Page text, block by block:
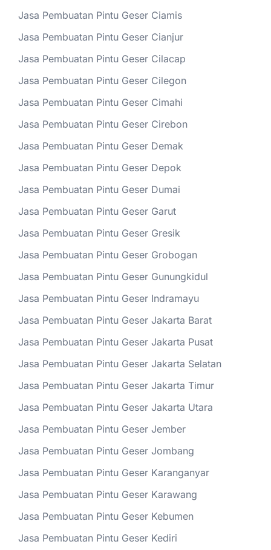
Jasa Pembuatan Pintu Geser Ciamis
Jasa Pembuatan Pintu Geser Cianjur
Jasa Pembuatan Pintu Geser Cilacap
Jasa Pembuatan Pintu Geser Cilegon
Jasa Pembuatan Pintu Geser Cimahi
Jasa Pembuatan Pintu Geser Cirebon
Jasa Pembuatan Pintu Geser Demak
Jasa Pembuatan Pintu Geser Depok
Jasa Pembuatan Pintu Geser Dumai
Jasa Pembuatan Pintu Geser Garut
Jasa Pembuatan Pintu Geser Gresik
Jasa Pembuatan Pintu Geser Grobogan
Jasa Pembuatan Pintu Geser Gunungkidul
Jasa Pembuatan Pintu Geser Indramayu
Jasa Pembuatan Pintu Geser Jakarta Barat
Jasa Pembuatan Pintu Geser Jakarta Pusat
Jasa Pembuatan Pintu Geser Jakarta Selatan
Jasa Pembuatan Pintu Geser Jakarta Timur
Jasa Pembuatan Pintu Geser Jakarta Utara
Jasa Pembuatan Pintu Geser Jember
Jasa Pembuatan Pintu Geser Jombang
Jasa Pembuatan Pintu Geser Karanganyar
Jasa Pembuatan Pintu Geser Karawang
Jasa Pembuatan Pintu Geser Kebumen
Jasa Pembuatan Pintu Geser Kediri